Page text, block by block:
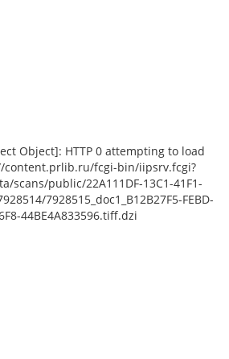
Object]: HTTP 0 attempting to load
content.prlib.ru/fcgi-bin/iipsrv.fcgi?
scans/public/22A111DF-13C1-41F1-
7928515_doc1_B12B27F5-FEBD-
44BE4A833596.tiff.dzi